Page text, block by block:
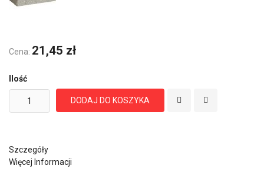
Cena: 21,45 zł
Ilość
DODAJ DO KOSZYKA
Szczegóły
Więcej Informacji